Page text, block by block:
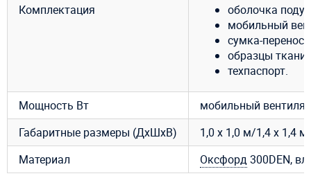
Комплектация
оболочка
мобильный
сумка-
образцы ткани
техпаспорт.
Мощность Вт
мобильный
Габаритные размеры (ДхШхВ)
1,0 х 1,0 м/1,4 х 1,4 м
Материал
Оксфорд300DEN,